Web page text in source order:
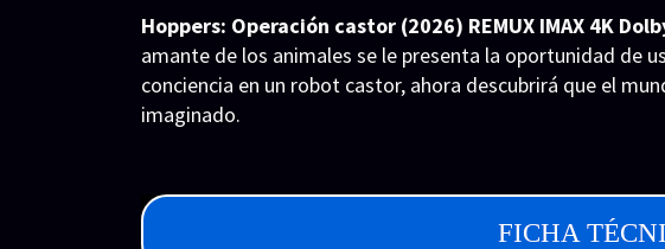
Hoppers: Operación castor (2026) REMUX IMAX 4K
amante de los animales se le presenta la oportunidad de
conciencia en un robot castor, ahora descubrirá que el
imaginado.
FICHA